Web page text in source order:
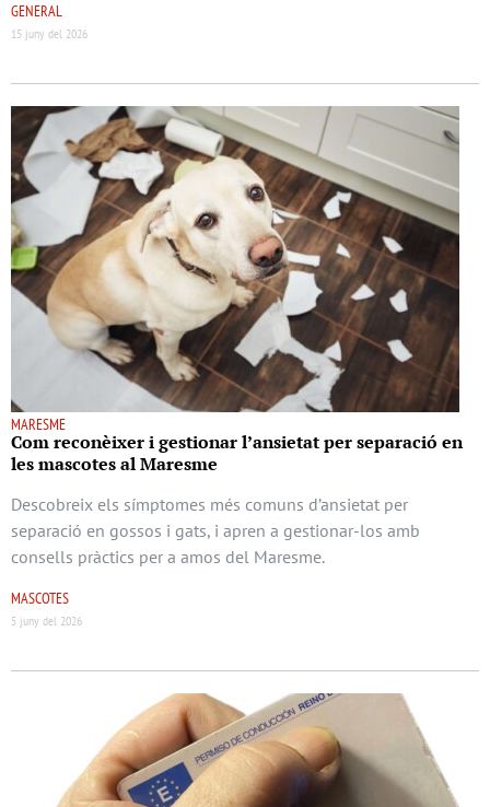
GENERAL
15 juny del 2026
MARESME
Com reconèixer i gestionar l’ansietat per separació en
les mascotes al Maresme
Descobreix els símptomes més comuns d’ansietat per
separació en gossos i gats, i apren a gestionar-los amb
consells pràctics per a amos del Maresme.
MASCOTES
5 juny del 2026